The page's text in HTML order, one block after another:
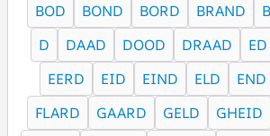
BOD
BOND BORD BRAND
D
DAAD DOOD DRAAD ED
EERD
EID EIND ELD END
FLARD
GAARD GELD GHEID